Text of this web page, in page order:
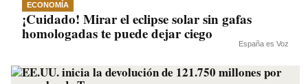
ECONOMÍA
¡Cuidado! Mirar el eclipse solar sin gafas
homologadas te puede dejar ciego
España es Voz